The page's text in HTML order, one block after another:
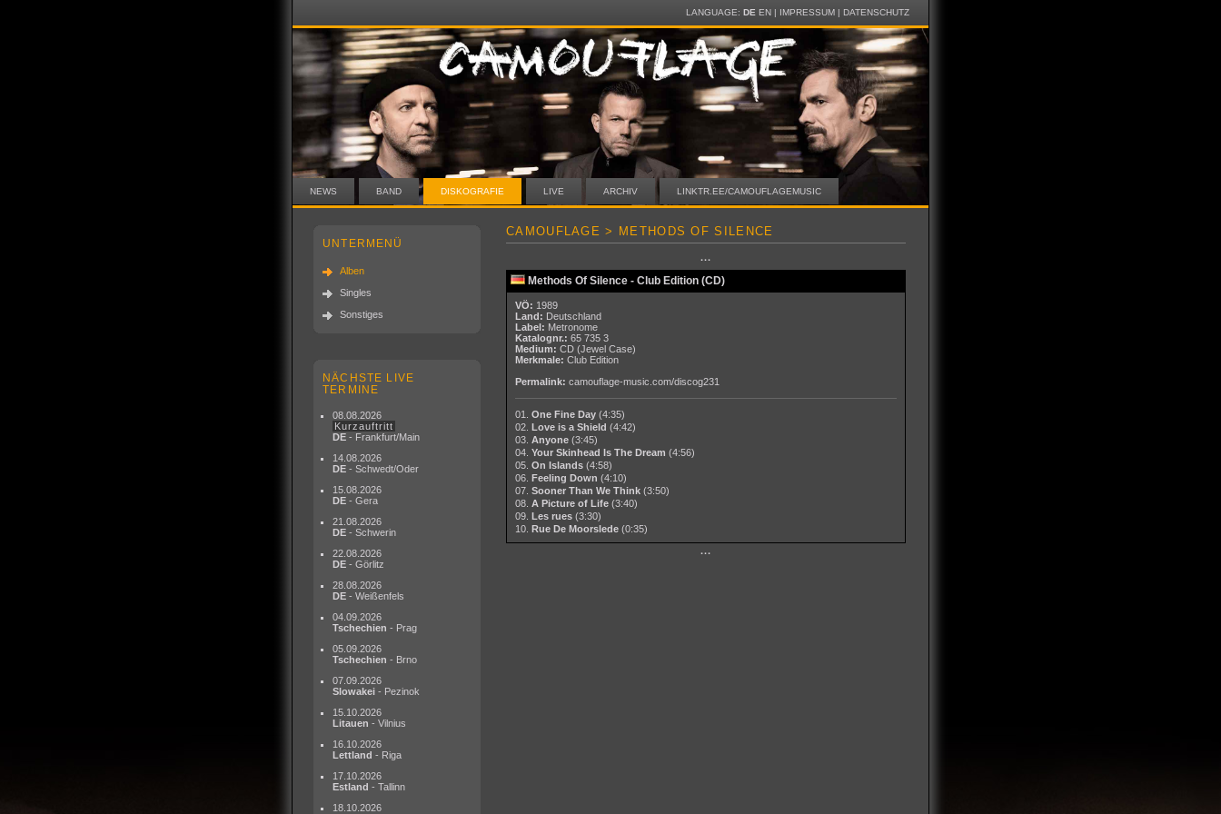
LANGUAGE: DE EN| IMPRESSUM| DATENSCHUTZ
NEWS BAND DISKOGRAFIE LIVE ARCHIV LINKTR.EE/CAMOUFLAGEMUSIC
UNTERMENÜ
Alben
Singles
Sonstiges
NÄCHSTE LIVE
TERMINE
08.08.2026
Kurzauftritt
DE - Frankfurt/Main
14.08.2026
DE - Schwedt/Oder
15.08.2026
DE - Gera
21.08.2026
DE - Schwerin
22.08.2026
DE - Görlitz
28.08.2026
DE - Weißenfels
04.09.2026
Tschechien - Prag
05.09.2026
Tschechien - Brno
07.09.2026
Slowakei - Pezinok
15.10.2026
Litauen - Vilnius
16.10.2026
Lettland - Riga
17.10.2026
Estland - Tallinn
18.10.2026
CAMOUFLAGE > METHODS OF SILENCE
···
Methods Of Silence - Club Edition (CD)
VÖ: 1989
Land: Deutschland
Label: Metronome
Katalognr.: 65 735 3
Medium: CD(Jewel Case)
Merkmale: Club Edition
Permalink: camouflage-music.com/discog231
01. One Fine Day (4:35)
02. Love is a Shield (4:42)
03. Anyone (3:45)
04. Your Skinhead Is The Dream (4:56)
05. On Islands (4:58)
06. Feeling Down (4:10)
07. Sooner Than We Think (3:50)
08. A Picture of Life (3:40)
09. Les rues (3:30)
10. Rue De Moorslede (0:35)
···